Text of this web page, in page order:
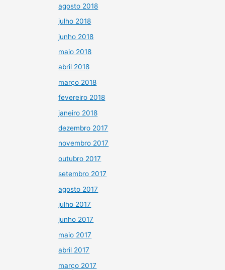
agosto 2018
julho 2018
junho 2018
maio 2018
abril 2018
março 2018
fevereiro 2018
janeiro 2018
dezembro 2017
novembro 2017
outubro 2017
setembro 2017
agosto 2017
julho 2017
junho 2017
maio 2017
abril 2017
março 2017